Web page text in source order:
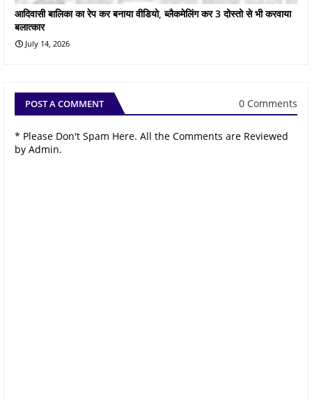
आदिवासी बालिका का रेप कर बनाया वीडियो, ब्लैकमेलिंग कर 3 दोस्तो से भी करवाया
बलात्कार
July 14, 2026
POST A COMMENT 0 Comments
* Please Don't Spam Here. All the Comments are Reviewed
by Admin.